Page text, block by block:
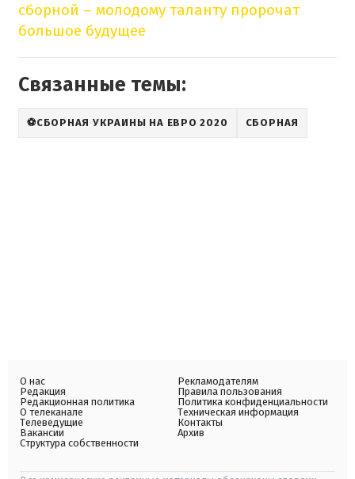
сборной – молодому таланту пророчат
большое будущее
Связанные темы:
⚽СБОРНАЯ УКРАИНЫ НА ЕВРО 2020 СБОРНАЯ
О нас
Редакция
Редакционная политика
О телеканале
Телеведущие
Вакансии
Структура собственности
Рекламодателям
Правила пользования
Политика конфиденциальности
Техническая информация
Контакты
Архив